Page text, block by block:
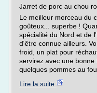
Jarret de porc au chou
Le meilleur morceau du
goûteux... superbe !
spécialité du Nord et de
d'être connue ailleurs.
froid, un plat pour
servirez avec une bonne
quelques pommes au
Lire la suite